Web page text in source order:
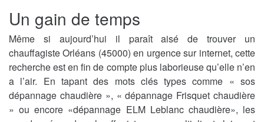
Un gain de temps
Même si aujourd’hui il paraît aisé de trouver un
chauffagiste Orléans (45000) en urgence sur internet, cette
recherche est en fin de compte plus laborieuse qu’elle n’en
a l’air. En tapant des mots clés types comme « sos
dépannage chaudière », « dépannage Frisquet chaudière
» ou encore «dépannage ELM Leblanc chaudière», les